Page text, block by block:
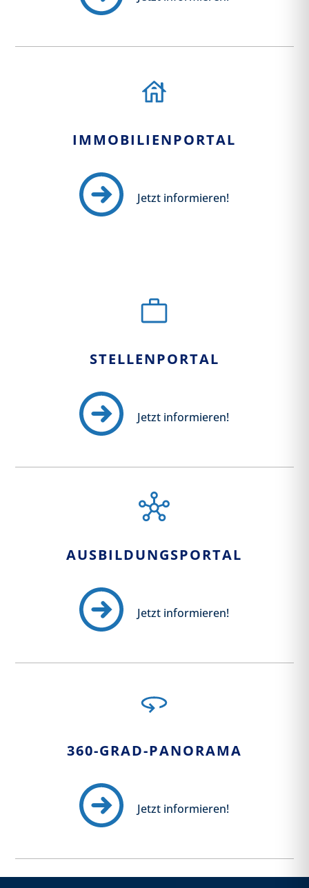
IMMOBILIENPORTAL
Jetzt informieren!
STELLENPORTAL
Jetzt informieren!
AUSBILDUNGSPORTAL
Jetzt informieren!
360-GRAD-PANORAMA
Jetzt informieren!